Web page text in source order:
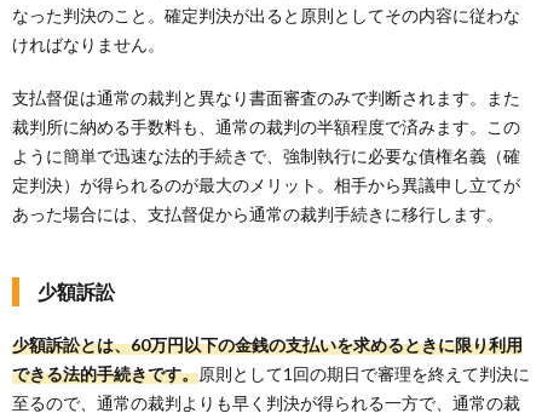
なった判決のこと。確定判決が出ると原則としてその内容に従わな
ければなりません。
支払督促は通常の裁判と異なり書面審査のみで判断されます。また
裁判所に納める手数料も、通常の裁判の半額程度で済みます。この
ように簡単で迅速な法的手続きで、強制執行に必要な債権名義（確
定判決）が得られるのが最大のメリット。相手から異議申し立てが
あった場合には、支払督促から通常の裁判手続きに移行します。
少額訴訟
少額訴訟とは、60万円以下の金銭の支払いを求めるときに限り利用
できる法的手続きです。原則として1回の期日で審理を終えて判決に
至るので、通常の裁判よりも早く判決が得られる一方で、通常の裁